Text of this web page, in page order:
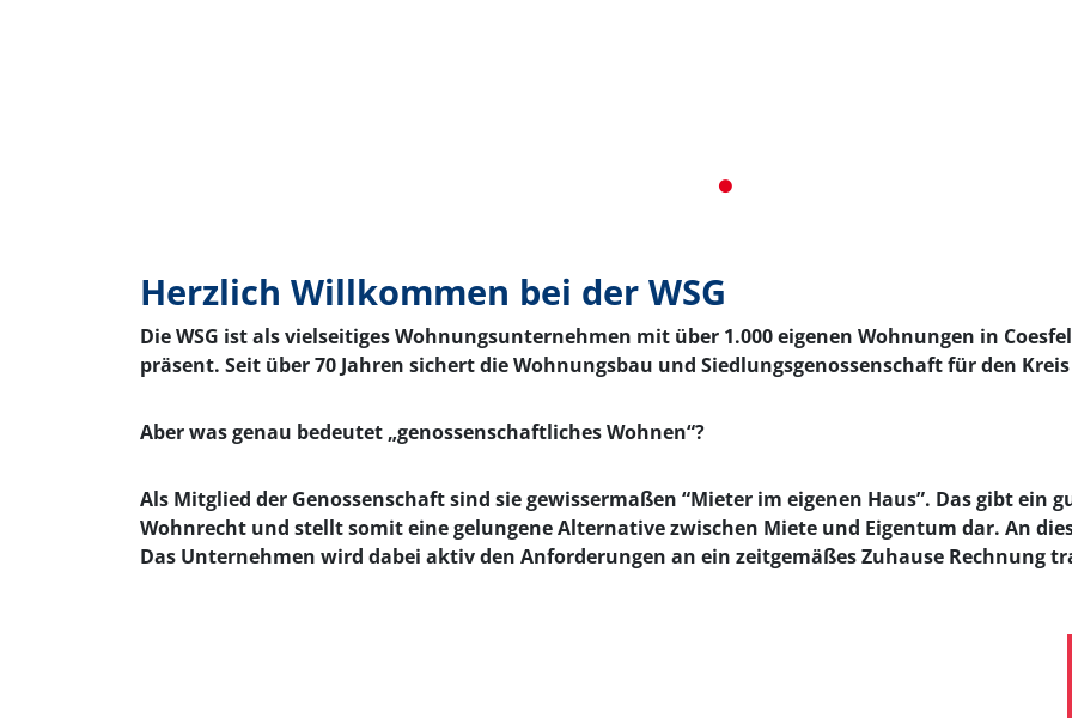
Herzlich Willkommen bei der WSG
Die WSG ist als vielseitiges Wohnungsunternehmen mit über 1.000 eigenen Wohnungen in
präsent. Seit über 70 Jahren sichert die Wohnungsbau und Siedlungsgenossenschaft für den
Aber was genau bedeutet „genossenschaftliches Wohnen“?
Als Mitglied der Genossenschaft sind sie gewissermaßen “Mieter im eigenen Haus”. Das gibt ein
Wohnrecht und stellt somit eine gelungene Alternative zwischen Miete und Eigentum dar. An
Das Unternehmen wird dabei aktiv den Anforderungen an ein zeitgemäßes Zuhause Rechnung